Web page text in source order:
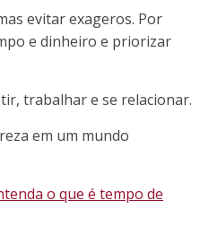
evitar exageros. Por
e dinheiro e priorizar
trabalhar e se relacionar.
em um mundo
o que é tempo de